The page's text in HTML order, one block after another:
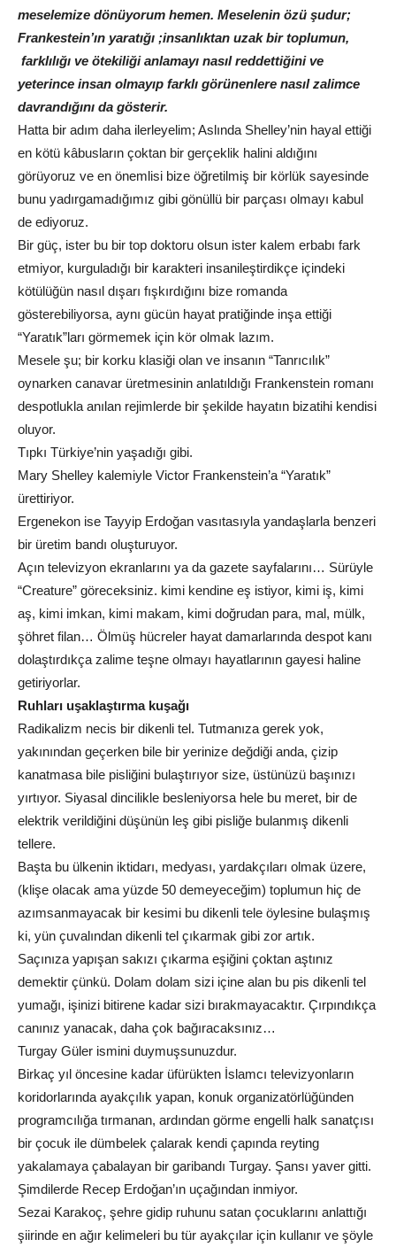
meselemize dönüyorum hemen. Meselenin özü şudur;
Frankestein’ın yaratığı ;insanlıktan uzak bir toplumun,
farklılığı ve ötekiliği anlamayı nasıl reddettiğini ve
yeterince insan olmayıp farklı görünenlere nasıl zalimce
davrandığını da gösterir.
Hatta bir adım daha ilerleyelim; Aslında Shelley’nin hayal ettiği
en kötü kâbusların çoktan bir gerçeklik halini aldığını
görüyoruz ve en önemlisi bize öğretilmiş bir körlük sayesinde
bunu yadırgamadığımız gibi gönüllü bir parçası olmayı kabul
de ediyoruz.
Bir güç, ister bu bir top doktoru olsun ister kalem erbabı fark
etmiyor, kurguladığı bir karakteri insanileştirdikçe içindeki
kötülüğün nasıl dışarı fışkırdığını bize romanda
gösterebiliyorsa, aynı gücün hayat pratiğinde inşa ettiği
“Yaratık”ları görmemek için kör olmak lazım.
Mesele şu; bir korku klasiği olan ve insanın “Tanrıcılık”
oynarken canavar üretmesinin anlatıldığı Frankenstein romanı
despotlukla anılan rejimlerde bir şekilde hayatın bizatihi kendisi
oluyor.
Tıpkı Türkiye’nin yaşadığı gibi.
Mary Shelley kalemiyle Victor Frankenstein’a “Yaratık”
ürettiriyor.
Ergenekon ise Tayyip Erdoğan vasıtasıyla yandaşlarla benzeri
bir üretim bandı oluşturuyor.
Açın televizyon ekranlarını ya da gazete sayfalarını… Sürüyle
“Creature” göreceksiniz. kimi kendine eş istiyor, kimi iş, kimi
aş, kimi imkan, kimi makam, kimi doğrudan para, mal, mülk,
şöhret filan… Ölmüş hücreler hayat damarlarında despot kanı
dolaştırdıkça zalime teşne olmayı hayatlarının gayesi haline
getiriyorlar.
Ruhları uşaklaştırma kuşağı
Radikalizm necis bir dikenli tel. Tutmanıza gerek yok,
yakınından geçerken bile bir yerinize değdiği anda, çizip
kanatmasa bile pisliğini bulaştırıyor size, üstünüzü başınızı
yırtıyor. Siyasal dincilikle besleniyorsa hele bu meret, bir de
elektrik verildiğini düşünün leş gibi pisliğe bulanmış dikenli
tellere.
Başta bu ülkenin iktidarı, medyası, yardakçıları olmak üzere,
(klişe olacak ama yüzde 50 demeyeceğim) toplumun hiç de
azımsanmayacak bir kesimi bu dikenli tele öylesine bulaşmış
ki, yün çuvalından dikenli tel çıkarmak gibi zor artık.
Saçınıza yapışan sakızı çıkarma eşiğini çoktan aştınız
demektir çünkü. Dolam dolam sizi içine alan bu pis dikenli tel
yumağı, işinizi bitirene kadar sizi bırakmayacaktır. Çırpındıkça
canınız yanacak, daha çok bağıracaksınız…
Turgay Güler ismini duymuşsunuzdur.
Birkaç yıl öncesine kadar üfürükten İslamcı televizyonların
koridorlarında ayakçılık yapan, konuk organizatörlüğünden
programcılığa tırmanan, ardından görme engelli halk sanatçısı
bir çocuk ile dümbelek çalarak kendi çapında reyting
yakalamaya çabalayan bir garibandı Turgay. Şansı yaver gitti.
Şimdilerde Recep Erdoğan’ın uçağından inmiyor.
Sezai Karakoç, şehre gidip ruhunu satan çocuklarını anlattığı
şiirinde en ağır kelimeleri bu tür ayakçılar için kullanır ve şöyle